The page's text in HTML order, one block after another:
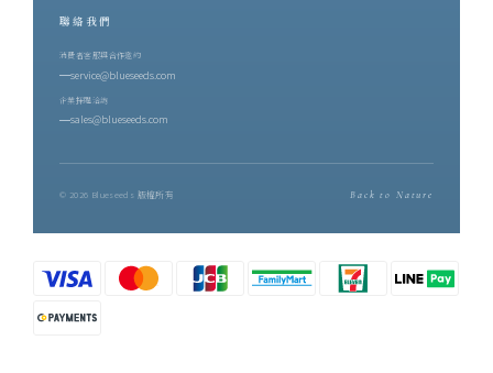
聯絡我們
消費者客服與合作邀約
service@blueseeds.com
企業採購洽詢
sales@blueseeds.com
© 2026 Blueseeds 版權所有 Back to Nature